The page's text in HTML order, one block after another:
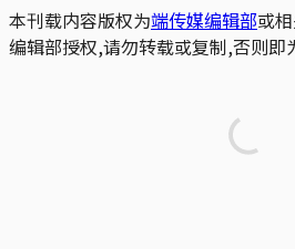
本刊载内容版权为端传媒编辑部或
编辑部授权,请勿转载或复制,否则即